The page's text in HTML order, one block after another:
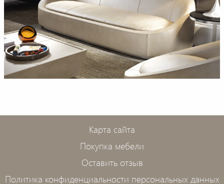
Карта сайта
Покупка мебели
Оставить отзыв
Политика конфиденциальности персональных данных